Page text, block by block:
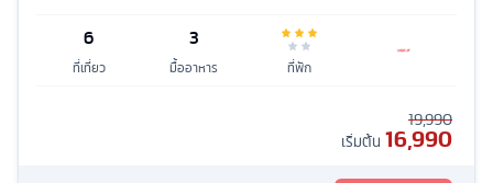
6
ที่เที่ยว
3
มื้ออาหาร ที่พัก
19,990
เริ่มต้น 16,990